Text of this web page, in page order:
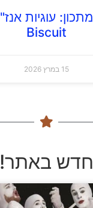
Biscuit
15 במרץ 2026
חדש באתר!